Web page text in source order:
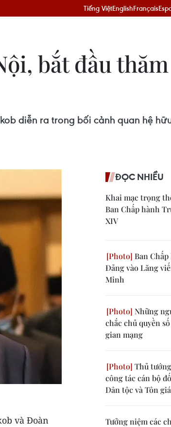
Tiếng ViệtEnglishFrançais
bắt đầu
diễn ra trong bối cảnh quan hệ
và Đoàn
ĐỌC NHIỀU
Khai mạc trọng
Ban Chấp hành
XIV
Ban
Đảng vào Lăng
Minh
Những
chắc chủ quyền
gian mạng
Thủ
công tác cán bộ
Dân tộc và Tôn
Tưởng niệm các